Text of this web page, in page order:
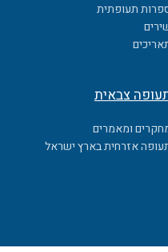
תעופתית
צבאית
ומאמרים
אזרחית בארץ ישראל